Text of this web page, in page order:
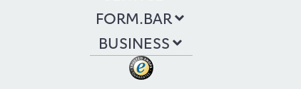
FORM.BAR
BUSINESS